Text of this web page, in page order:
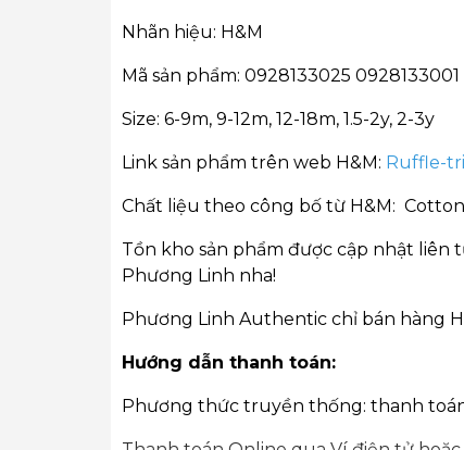
Nhãn hiệu: H&M
Mã sản phẩm: 0928133025 0928133001
Size: 6-9m, 9-12m, 12-18m, 1.5-2y, 2-3y
Link sản phẩm trên web H&M: Ruffle-
Chất liệu theo công bố từ H&M: Cotton
Tồn kho sản phẩm được cập nhật
Phương Linh nha!
Phương Linh Authentic chỉ bán hàng
Hướng dẫn thanh toán:
Phương thức truyền thống: thanh